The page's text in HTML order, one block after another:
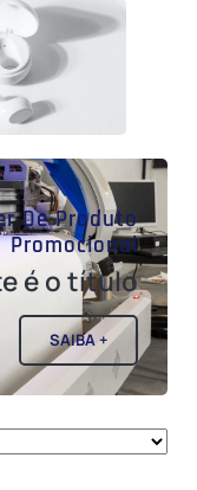
De Produto
Promocional
é o título
SAIBA +